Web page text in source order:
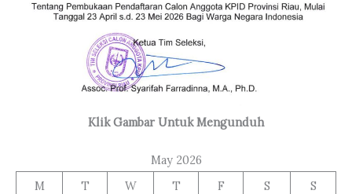
Klik Gambar Untuk Mengunduh
May 2026
M
T W T F S
S